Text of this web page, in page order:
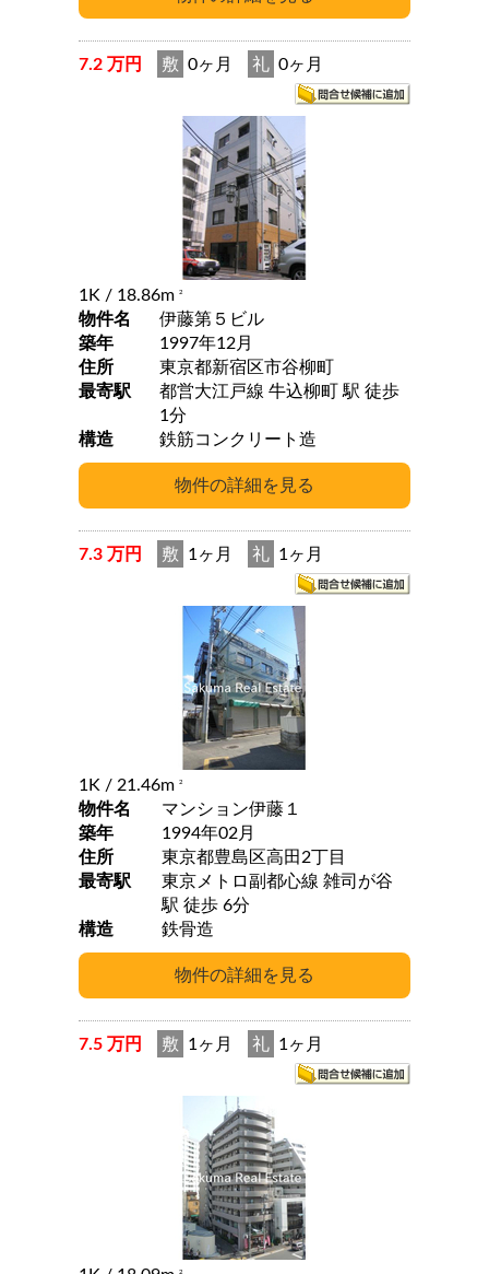
7.2 万円 敷 0ヶ月 礼 0ヶ月
1K / 18.86m 2
物件名
伊藤第５ビル
築年
1997年12月
住所
東京都新宿区市谷柳町
最寄駅
都営大江戸線 牛込柳町 駅 徒歩
1分
構造
鉄筋コンクリート造
7.3 万円 敷 1ヶ月 礼 1ヶ月
1K / 21.46m 2
物件名
マンション伊藤１
築年
1994年02月
住所
東京都豊島区高田2丁目
最寄駅
東京メトロ副都心線 雑司が谷
駅 徒歩 6分
構造
鉄骨造
7.5 万円 敷 1ヶ月 礼 1ヶ月
2